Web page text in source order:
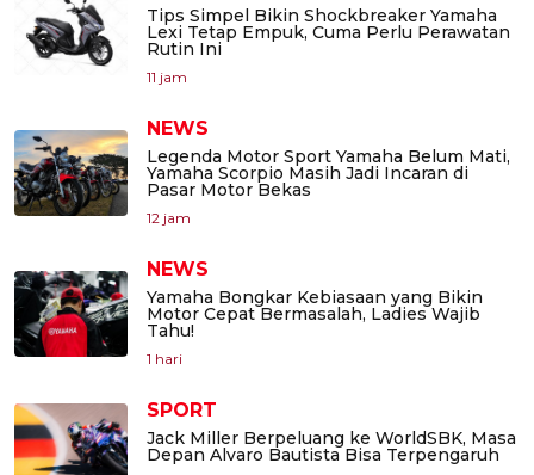
Tips Simpel Bikin Shockbreaker Yamaha
Lexi Tetap Empuk, Cuma Perlu Perawatan
Rutin Ini
11 jam
NEWS
Legenda Motor Sport Yamaha Belum Mati,
Yamaha Scorpio Masih Jadi Incaran di
Pasar Motor Bekas
12 jam
NEWS
Yamaha Bongkar Kebiasaan yang Bikin
Motor Cepat Bermasalah, Ladies Wajib
Tahu!
1 hari
SPORT
Jack Miller Berpeluang ke WorldSBK, Masa
Depan Alvaro Bautista Bisa Terpengaruh